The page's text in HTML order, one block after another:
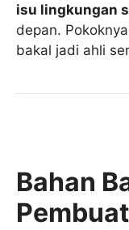
isu lingkungan
depan.
bakal jadi ahli
Bahan